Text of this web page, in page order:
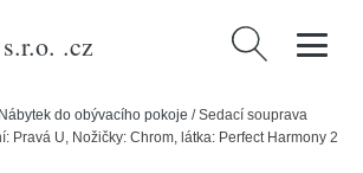
.cz Vyhledávání
Nábytek do obývacího pokoje /Sedací souprava
Pravá U, Nožičky: Chrom, látka: Perfect Harmony 2